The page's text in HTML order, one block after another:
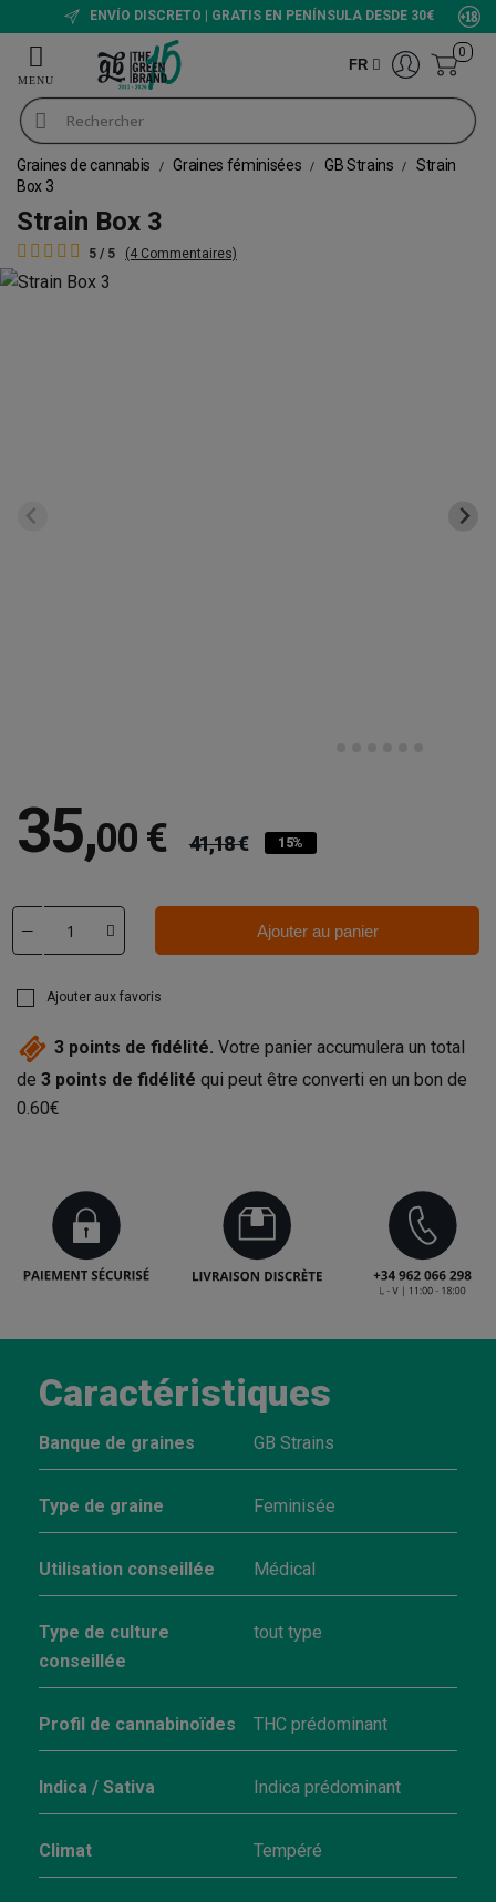
ENVÍO DISCRETO | GRATIS EN PENÍNSULA DESDE 30€
FR
0
Graines de cannabis Graines féminisées GB Strains
Strain
Box 3
Strain Box 3
5 / 5 (4 Commentaires)
35,00 € 41,18 € 15%
Ajouter au panier
Ajouter aux favoris
3 points de fidélité. Votre panier accumulera un total
de 3 points de fidélité qui peut être converti en un bon de
0.60€
Caractéristiques
Banque de graines GB Strains
Type de graine Feminisée
Utilisation conseillée Médical
Type de culture
conseillée
tout type
Profil de cannabinoïdes THC prédominant
Indica / Sativa Indica prédominant
Climat Tempéré